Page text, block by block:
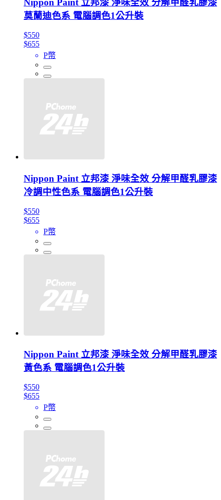
Nippon Paint 立邦漆 淨味全效 分解甲醛乳膠漆
莫蘭迪色系 電腦調色1公升裝
$550
$655
P幣
Nippon Paint 立邦漆 淨味全效 分解甲醛乳膠漆
冷調中性色系 電腦調色1公升裝
$550
$655
P幣
Nippon Paint 立邦漆 淨味全效 分解甲醛乳膠漆
黃色系 電腦調色1公升裝
$550
$655
P幣